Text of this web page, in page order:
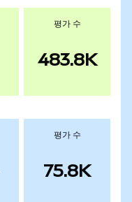
평가 수
483.8K
평가 수
75.8K